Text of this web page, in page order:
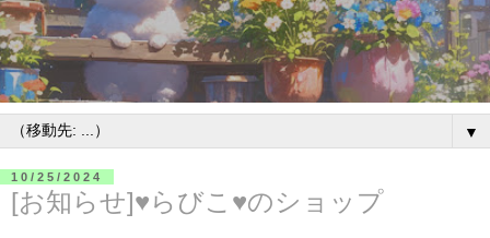
▼
10/25/2024
[お知らせ]♥らびこ♥のショップ